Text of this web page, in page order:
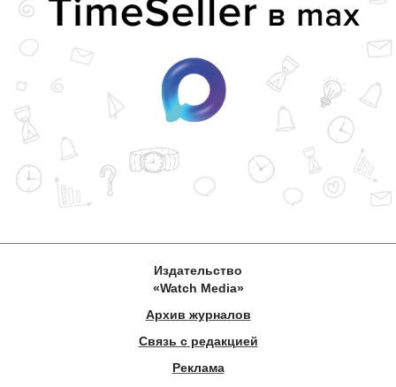
Издательство
«Watch Media»
Архив журналов
Связь с редакцией
Реклама